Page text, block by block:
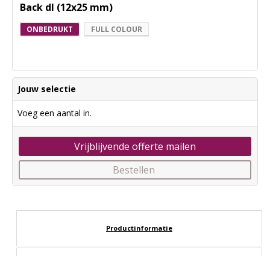
Back dl (12x25 mm)
ONBEDRUKT FULL COLOUR
Jouw selectie
Voeg een aantal in.
Vrijblijvende offerte mailen
Bestellen
Productinformatie